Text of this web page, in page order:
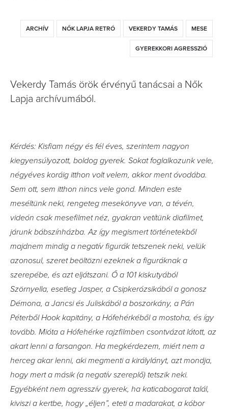
ARCHÍV NŐK LAPJA RETRÓ VEKERDY TAMÁS MESE
GYEREKKORI AGRESSZIÓ
Vekerdy Tamás örök érvényű tanácsai a Nők
Lapja archívumából.
Kérdés: Kisfiam négy és fél éves, szerintem nagyon
kiegyensúlyozott, boldog gyerek. Sokat foglalkozunk vele,
négyéves koráig itthon volt velem, akkor ment óvodába.
Sem ott, sem itthon nincs vele gond. Minden este
meséltünk neki, rengeteg mesekönyve van, a tévén,
videón csak mesefilmet néz, gyakran vetítünk diafilmet,
járunk bábszínházba. Az így megismert történetekből
majdnem mindig a negatív figurák tetszenek neki, velük
azonosul, szeret beöltözni ezeknek a figuráknak a
szerepébe, és azt eljátszani. Ő a 101 kiskutyából
Szörnyella, esetleg Jasper, a Csipkerózsikából a gonosz
Démona, a Jancsi és Juliskából a boszorkány, a Pán
Péterből Hook kapitány, a Hófehérkéből a mostoha, és így
tovább. Mióta a Hófehérke rajzfilmben csontvázat látott, az
akart lenni a farsangon. Ha megkérdezem, miért nem a
herceg akar lenni, aki megmenti a királylányt, azt mondja,
hogy mert a másik (a negatív szereplő) tetszik neki.
Egyébként nem agresszív gyerek, ha katicabogarat talál,
kiviszi a kertbe, hogy „éljen”, eteti a madarakat, a kóbor